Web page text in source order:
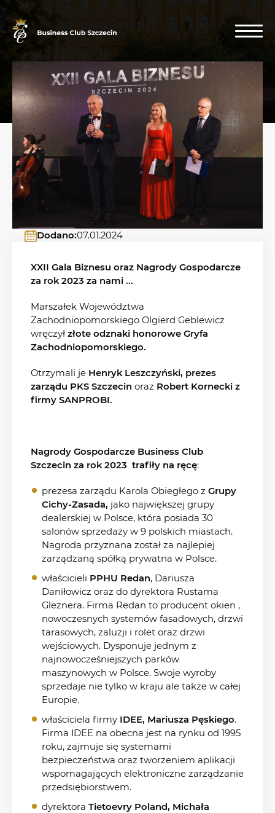
Dodano:07.01.2024
XXII Gala Biznesu oraz Nagrody Gospodarcze
za rok 2023 za nami ...
Marszałek Województwa
Zachodniopomorskiego Olgierd Geblewicz
wręczył złote odznaki honorowe Gryfa
Zachodniopomorskiego.
Otrzymali je Henryk Leszczyński, prezes
zarządu PKS Szczecin oraz Robert Kornecki z
firmy SANPROBI.
Nagrody Gospodarcze Business Club
Szczecin za rok 2023 trafiły na ręcę:
prezesa zarządu Karola Obiegłego z Grupy
Cichy-Zasada, jako największej grupy
dealerskiej w Polsce, która posiada 30
salonów sprzedaży w 9 polskich miastach.
Nagroda przyznana został za najlepiej
zarządzaną spółką prywatna w Polsce.
właścicieli PPHU Redan, Dariusza
Daniłowicz oraz do dyrektora Rustama
Gleznera. Firma Redan to producent okien ,
nowoczesnych systemów fasadowych, drzwi
tarasowych, żaluzji i rolet oraz drzwi
wejściowych. Dysponuje jednym z
najnowocześniejszych parków
maszynowych w Polsce. Swoje wyroby
sprzedaje nie tylko w kraju ale także w całej
Europie.
właściciela firmy IDEE, Mariusza Pęskiego.
Firma IDEE na obecna jest na rynku od 1995
roku, zajmuje się systemami
bezpieczeństwa oraz tworzeniem aplikacji
wspomagających elektroniczne zarządzanie
przedsiębiorstwem.
dyrektora Tietoevry Poland, Michała